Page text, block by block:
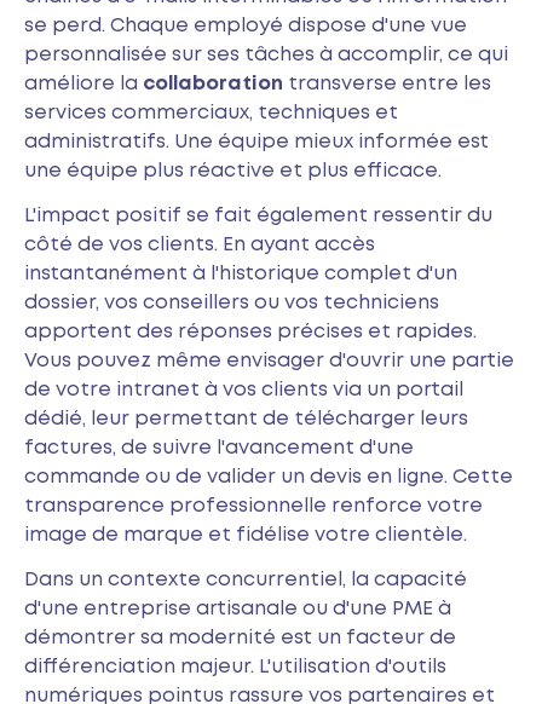
se perd. Chaque employé dispose d'une vue
personnalisée sur ses tâches à accomplir, ce qui
améliore la collaboration transverse entre les
services commerciaux, techniques et
administratifs. Une équipe mieux informée est
une équipe plus réactive et plus efficace.
L'impact positif se fait également ressentir du
côté de vos clients. En ayant accès
instantanément à l'historique complet d'un
dossier, vos conseillers ou vos techniciens
apportent des réponses précises et rapides.
Vous pouvez même envisager d'ouvrir une partie
de votre intranet à vos clients via un portail
dédié, leur permettant de télécharger leurs
factures, de suivre l'avancement d'une
commande ou de valider un devis en ligne. Cette
transparence professionnelle renforce votre
image de marque et fidélise votre clientèle.
Dans un contexte concurrentiel, la capacité
d'une entreprise artisanale ou d'une PME à
démontrer sa modernité est un facteur de
différenciation majeur. L'utilisation d'outils
numériques pointus rassure vos partenaires et